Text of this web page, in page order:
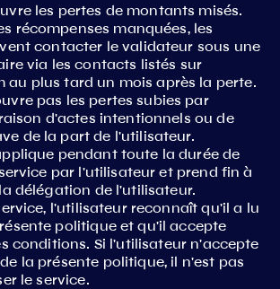
les pertes de montants misés.
récompenses manquées, les
contacter le validateur sous une
via les contacts listés sur
au plus tard un mois après la perte.
pas les pertes subies par
d'actes intentionnels ou de
de la part de l'utilisateur.
pendant toute la durée de
par l'utilisateur et prend fin à
délégation de l'utilisateur.
l'utilisateur reconnaît qu'il a lu
politique et qu'il accepte
conditions. Si l'utilisateur n'accepte
la présente politique, il n'est pas
le service.